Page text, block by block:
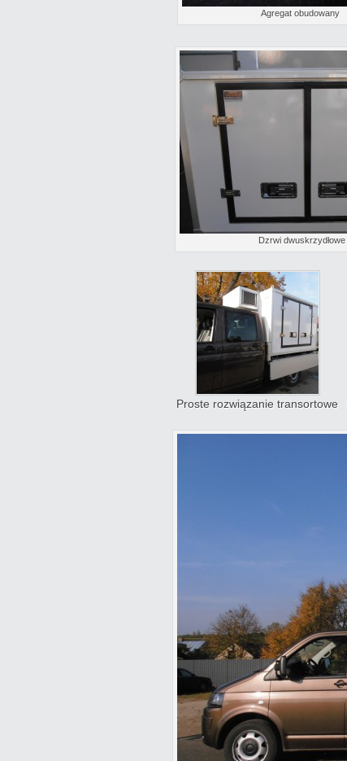
Agregat obudowany
Dzrwi dwuskrzydłowe
Proste rozwiązanie transortowe